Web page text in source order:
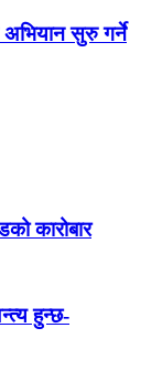
अभियान सुरु गर्ने
कारोबार
हुन्छ-